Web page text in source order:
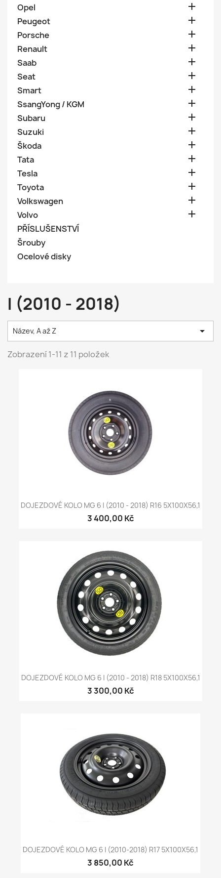
Opel 
Peugeot 
Porsche 
Renault 
Saab 
Seat 
Smart 
SsangYong / KGM 
Subaru 
Suzuki 
Škoda 
Tata 
Tesla 
Toyota 
Volkswagen 
Volvo 
PŘÍSLUŠENSTVÍ
Šrouby
Ocelové disky
I (2010 - 2018)
Název, A až Z 
Zobrazení 1-11 z 11 položek
DOJEZDOVÉ KOLO MG 6 I (2010 - 2018) R16 5X100X56,1
3 400,00 Kč
DOJEZDOVÉ KOLO MG 6 I (2010 - 2018) R18 5X100X56,1
3 300,00 Kč
DOJEZDOVÉ KOLO MG 6 I (2010-2018) R17 5X100X56,1
3 850,00 Kč